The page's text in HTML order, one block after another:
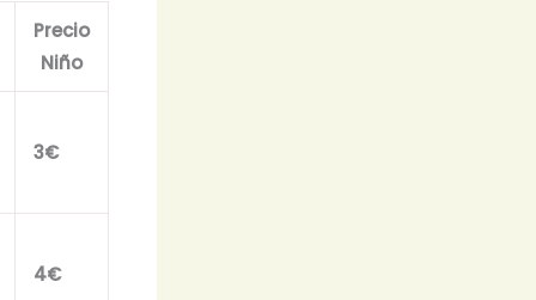
Precio
Niño
3€
4€